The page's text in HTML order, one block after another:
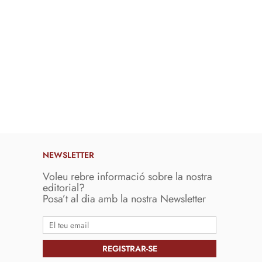
NEWSLETTER
Voleu rebre informació sobre la nostra
editorial?
Posa’t al dia amb la nostra Newsletter